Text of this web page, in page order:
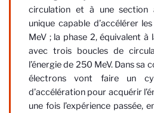
circulation et à une section
unique capable d’accélérer
MeV ; la phase 2, équivalent
avec trois boucles de
l’énergie de 250 MeV. Dans sa
électrons vont faire un
d’accélération pour acquérir
une fois l’expérience passée,